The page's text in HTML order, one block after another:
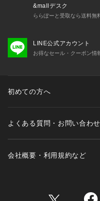
Mサイズ: 168-175cm
Lサイズ: 173-180cm
の上お買い求めください。
※該当の無いサイズも記載
■取扱方法
蛍光増白剤が入っていない
り、素材表面が白っぽくな
※サンプルにて撮影、採寸
※光の当たり具合や撮影環
&mallデスク
ららぽーと受取なら送料無
LINE公式アカウント
お得なセール・クーポン情
初めての方へ
よくある質問・お問い合わせ
会社概要・利用規約など